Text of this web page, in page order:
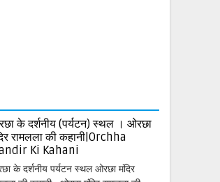
के दर्शनीय (पर्यटन) स्थल । ओरछा
रामलला की कहानी|Orchha
Ki Kahani
के दर्शनीय पर्यटन स्थल ओरछा मंदिर